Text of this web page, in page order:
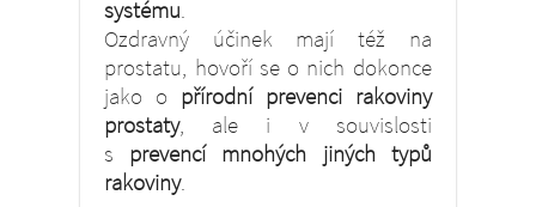
systému.
Ozdravný účinek mají též na
prostatu, hovoří se o nich dokonce
jako o přírodní prevenci rakoviny
prostaty, ale i v souvislosti
s prevencí mnohých jiných typů
rakoviny.